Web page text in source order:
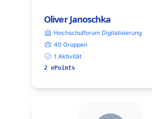
Oliver Janoschka
Hochschulforum Digitalisierung
40 Gruppen
1 Aktivität
2 ePoints